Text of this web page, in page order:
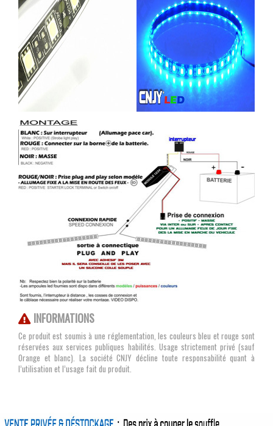
INFORMATIONS
Ce produit est soumis à une réglementation, les couleurs bleu et rouge sont
réservées aux services publiques habilités. Usage strictement privé (sauf
Orange et blanc). La société CNJY décline toute responsabilité quant à
l’utilisation et l’usage fait du produit.